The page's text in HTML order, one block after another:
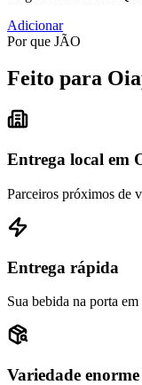
Adicionar
Por que JÃO
Feito para
Entrega local em
Parceiros próximos de
Entrega rápida
Sua bebida na porta
Variedade enorme